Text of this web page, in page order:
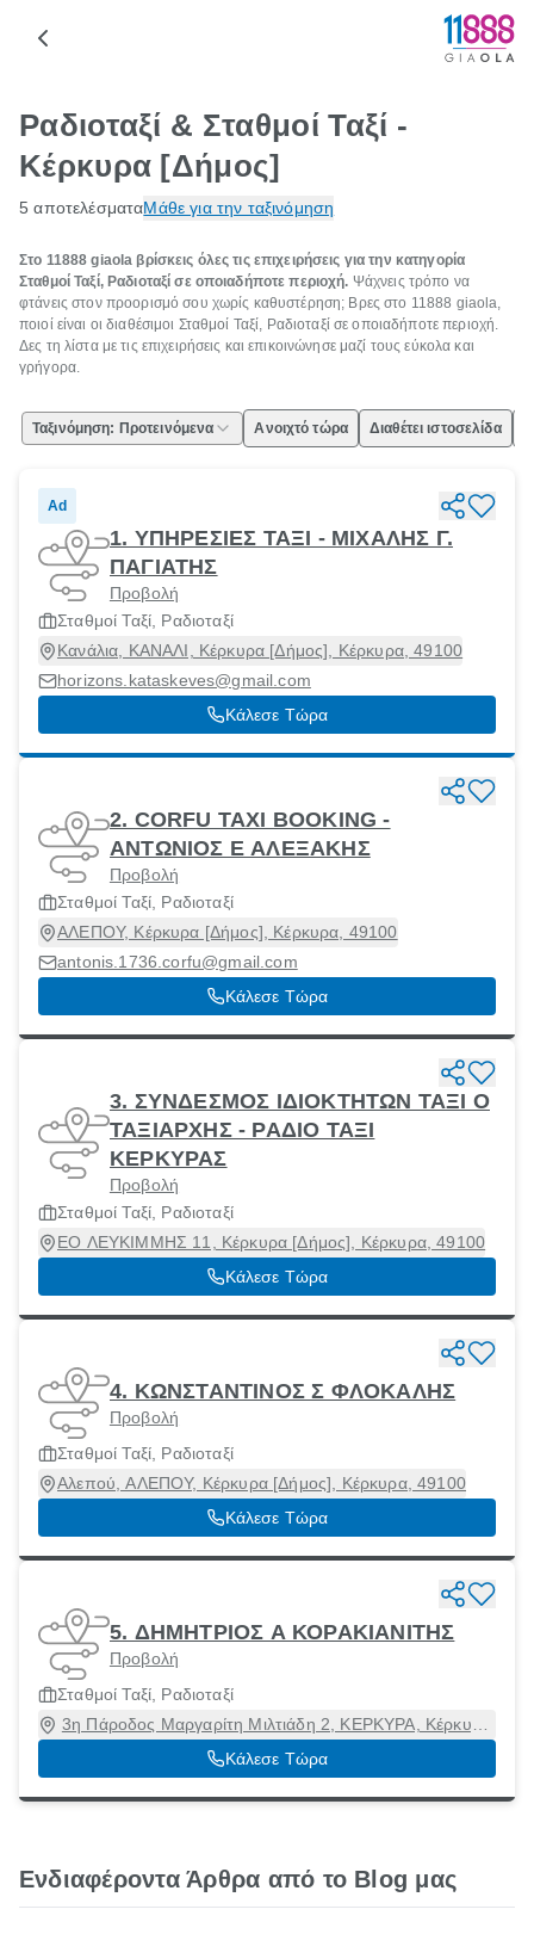
Ραδιοταξί & Σταθμοί Ταξί -
Κέρκυρα [Δήμος]
5 αποτελέσματαΜάθε για την ταξινόμηση
Στο 11888 giaola βρίσκεις όλες τις επιχειρήσεις για την κατηγορία
Σταθμοί Ταξί, Ραδιοταξί σε οποιαδήποτε περιοχή. Ψάχνεις τρόπο να
φτάνεις στον προορισμό σου χωρίς καθυστέρηση; Βρες στο 11888 giaola,
ποιοί είναι οι διαθέσιμοι Σταθμοί Ταξί, Ραδιοταξί σε οποιαδήποτε περιοχή.
Δες τη λίστα με τις επιχειρήσεις και επικοινώνησε μαζί τους εύκολα και
γρήγορα.
Ταξινόμηση: Προτεινόμενα Ανοιχτό τώρα Διαθέτει ιστοσελίδα
Ad
1. ΥΠΗΡΕΣΙΕΣ ΤΑΞΙ - ΜΙΧΑΛΗΣ Γ.
ΠΑΓΙΑΤΗΣ
Προβολή
Σταθμοί Ταξί, Ραδιοταξί
Κανάλια, ΚΑΝΑΛΙ, Κέρκυρα [Δήμος], Κέρκυρα, 49100
horizons.kataskeves@gmail.com
Κάλεσε Τώρα
2. CORFU TAXI BOOKING -
ΑΝΤΩΝΙΟΣ Ε ΑΛΕΞΑΚΗΣ
Προβολή
Σταθμοί Ταξί, Ραδιοταξί
ΑΛΕΠΟΥ, Κέρκυρα [Δήμος], Κέρκυρα, 49100
antonis.1736.corfu@gmail.com
Κάλεσε Τώρα
3. ΣΥΝΔΕΣΜΟΣ ΙΔΙΟΚΤΗΤΩΝ ΤΑΞΙ Ο
ΤΑΞΙΑΡΧΗΣ - ΡΑΔΙΟ ΤΑΞΙ
ΚΕΡΚΥΡΑΣ
Προβολή
Σταθμοί Ταξί, Ραδιοταξί
ΕΟ ΛΕΥΚΙΜΜΗΣ 11, Κέρκυρα [Δήμος], Κέρκυρα, 49100
Κάλεσε Τώρα
4. ΚΩΝΣΤΑΝΤΙΝΟΣ Σ ΦΛΟΚΑΛΗΣ
Προβολή
Σταθμοί Ταξί, Ραδιοταξί
Αλεπού, ΑΛΕΠΟΥ, Κέρκυρα [Δήμος], Κέρκυρα, 49100
Κάλεσε Τώρα
5. ΔΗΜΗΤΡΙΟΣ Α ΚΟΡΑΚΙΑΝΙΤΗΣ
Προβολή
Σταθμοί Ταξί, Ραδιοταξί
3η Πάροδος Μαργαρίτη Μιλτιάδη 2, ΚΕΡΚΥΡΑ, Κέρκυρα
[Δήμος], Κέρκυρα, 49100
Κάλεσε Τώρα
Ενδιαφέροντα Άρθρα από το Blog μας